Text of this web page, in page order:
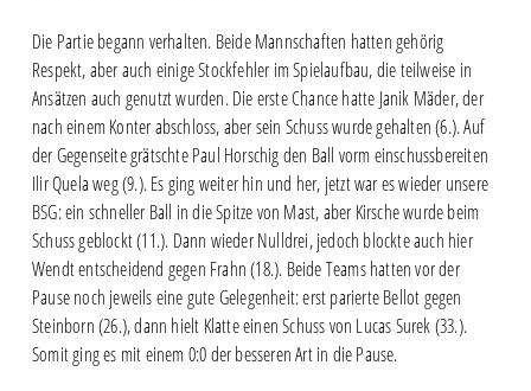
Die Partie begann verhalten. Beide Mannschaften hatten gehörig
Respekt, aber auch einige Stockfehler im Spielaufbau, die teilweise in
Ansätzen auch genutzt wurden. Die erste Chance hatte Janik Mäder, der
nach einem Konter abschloss, aber sein Schuss wurde gehalten (6.). Auf
der Gegenseite grätschte Paul Horschig den Ball vorm einschussbereiten
Ilir Quela weg (9.). Es ging weiter hin und her, jetzt war es wieder unsere
BSG: ein schneller Ball in die Spitze von Mast, aber Kirsche wurde beim
Schuss geblockt (11.). Dann wieder Nulldrei, jedoch blockte auch hier
Wendt entscheidend gegen Frahn (18.). Beide Teams hatten vor der
Pause noch jeweils eine gute Gelegenheit: erst parierte Bellot gegen
Steinborn (26.), dann hielt Klatte einen Schuss von Lucas Surek (33.).
Somit ging es mit einem 0:0 der besseren Art in die Pause.